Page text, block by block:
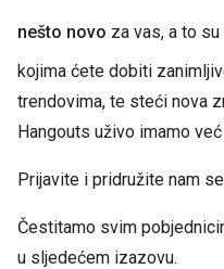
nešto novo za vas, a to su
kojima ćete dobiti
trendovima, te steći nova
Hangouts uživo imamo
Prijavite i pridružite nam
Čestitamo svim
u sljedećem izazovu.